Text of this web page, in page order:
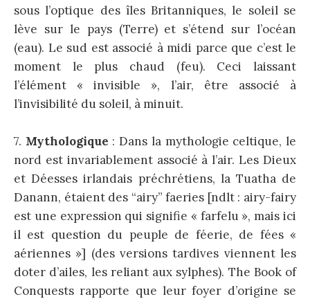
sous l’optique des îles Britanniques, le soleil se
lève sur le pays (Terre) et s’étend sur l’océan
(eau). Le sud est associé à midi parce que c’est le
moment le plus chaud (feu). Ceci laissant
l’élément « invisible », l’air, être associé à
l’invisibilité du soleil, à minuit.
7. Mythologique : Dans la mythologie celtique, le
nord est invariablement associé à l’air. Les Dieux
et Déesses irlandais préchrétiens, la Tuatha de
Danann, étaient des “airy” faeries [ndlt : airy-fairy
est une expression qui signifie « farfelu », mais ici
il est question du peuple de féerie, de fées «
aériennes »] (des versions tardives viennent les
doter d’ailes, les reliant aux sylphes). The Book of
Conquests rapporte que leur foyer d’origine se